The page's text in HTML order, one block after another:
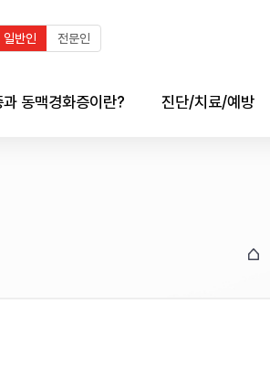
일반인 전문인
동맥경화증이란? 진단/치료/예방